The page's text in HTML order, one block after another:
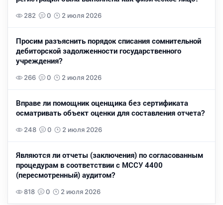
282 0 2 июля 2026
Просим разъяснить порядок списания сомнительной
дебиторской задолженности государственного
учреждения?
266 0 2 июля 2026
Вправе ли помощник оценщика без сертификата
осматривать объект оценки для составления отчета?
248 0 2 июля 2026
Являются ли отчеты (заключения) по согласованным
процедурам в соответствии с МССУ 4400
(пересмотренный) аудитом?
818 0 2 июля 2026